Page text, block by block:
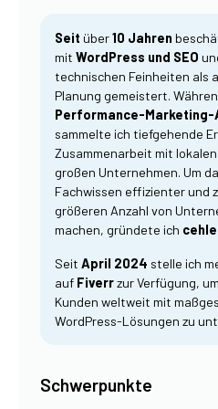
Seit über10 Jahren
mit WordPress und SEO
technischen Feinheiten als
Planung gemeistert.
Performance-
sammelte ich tiefgehende
Zusammenarbeit mit
großen Unternehmen. Um
Fachwissen effizienter und
größeren Anzahl von
machen, gründete ich
Seit April 2024 stelle ich
auf Fiverrzur Verfügung,
Kunden weltweit mit
WordPress-Lösungen zu
Schwerpunkte